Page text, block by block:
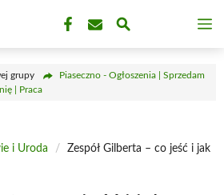
grupy
Piaseczno - Ogłoszenia | Sprzedam
| Praca
i Uroda /
Zespół Gilberta – co jeść i jak